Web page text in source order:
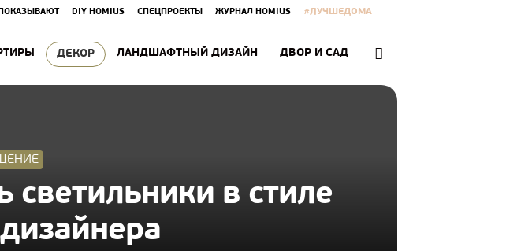
DIY HOMIUS СПЕЦПРОЕКТЫ ЖУРНАЛ HOMIUS #ЛУЧШЕДОМА
ДЕКОР ЛАНДШАФТНЫЙ ДИЗАЙН ДВОР И САД
светильники в стиле